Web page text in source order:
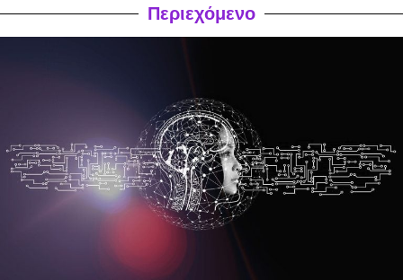
Περιεχόμενο